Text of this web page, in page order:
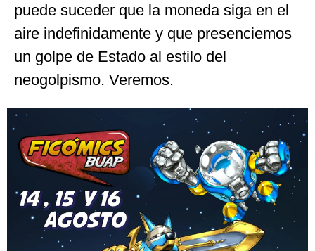
puede suceder que la moneda siga en el
aire indefinidamente y que presenciemos
un golpe de Estado al estilo del
neogolpismo. Veremos.